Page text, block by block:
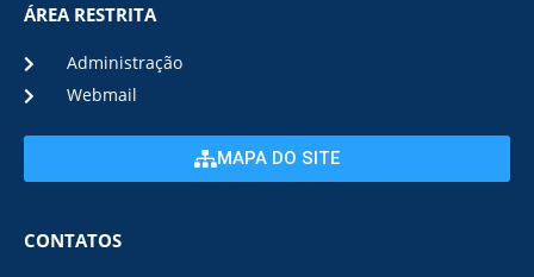
ÁREA RESTRITA
Administração
Webmail
MAPA DO SITE
CONTATOS